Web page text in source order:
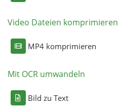
Video Dateien komprimieren
MP4 komprimieren
Mit OCR umwandeln
Bild zu Text